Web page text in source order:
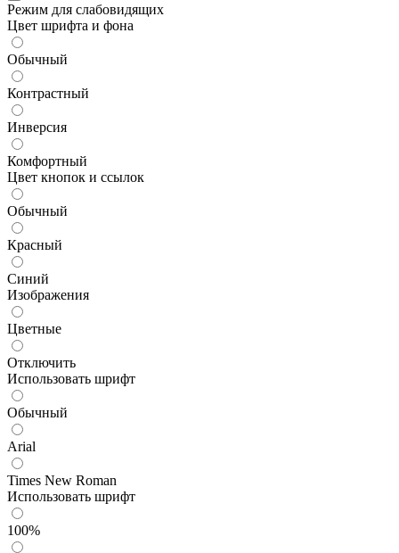
Режим для слабовидящих
Цвет шрифта и фона
Обычный
Контрастный
Инверсия
Комфортный
Цвет кнопок и ссылок
Обычный
Красный
Синий
Изображения
Цветные
Отключить
Использовать шрифт
Обычный
Arial
Times New Roman
Использовать шрифт
100%